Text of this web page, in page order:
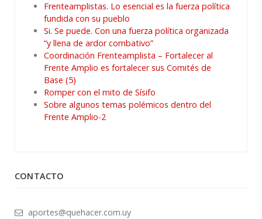
Frenteamplistas. Lo esencial es la fuerza política
fundida con su pueblo
Si. Se puede. Con una fuerza política organizada
“y llena de ardor combativo”
Coordinación Frenteamplista – Fortalecer al
Frente Amplio es fortalecer sus Comités de
Base (5)
Romper con el mito de Sísifo
Sobre algunos temas polémicos dentro del
Frente Amplio-2
CONTACTO
aportes@quehacer.com.uy